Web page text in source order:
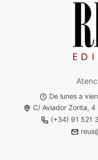
De lunes a
C/ Aviador Zorita,
(+34) 91 521